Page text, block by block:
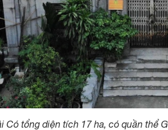
Có tổng diện tích 17 ha, có quần thể